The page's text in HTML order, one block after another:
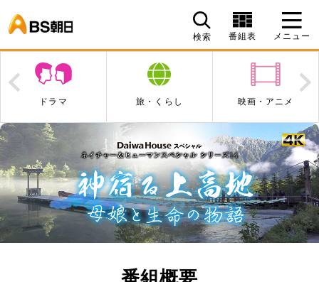
検索 番組表 メニュー
旅・くらし 映画・アニメ エンタメ・音楽
Prev